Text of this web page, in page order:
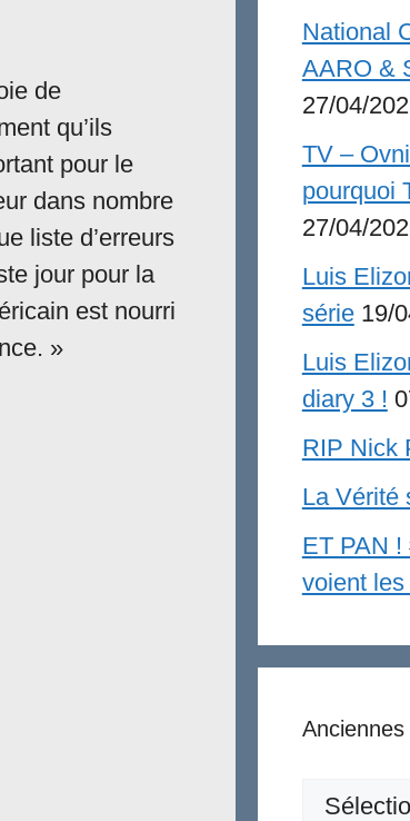
de
qu’ils
pour le
dans nombre
liste d’erreurs
jour pour la
est nourri
»
National
AARO &
27/04/
TV –
pourquoi
27/04/
Luis
série 19/
Luis
diary 3 !
RIP Nick
La Vérité
ET PAN
voient